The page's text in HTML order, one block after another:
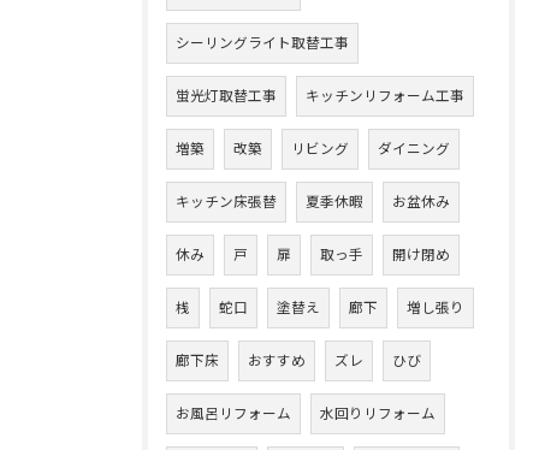
シーリングライト取替工事
蛍光灯取替工事 キッチンリフォーム工事
増築 改築 リビング ダイニング
キッチン床張替 夏季休暇 お盆休み
休み 戸 扉 取っ手 開け閉め
桟 蛇口 塗替え 廊下 増し張り
廊下床 おすすめ ズレ ひび
お風呂リフォーム 水回りリフォーム